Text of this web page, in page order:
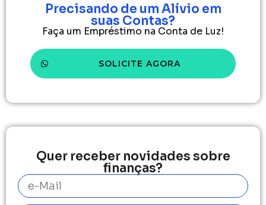
Precisando de um Alívio em
suas Contas?
Faça um Empréstimo na Conta de Luz!
SOLICITE AGORA
Quer receber novidades sobre
finanças?